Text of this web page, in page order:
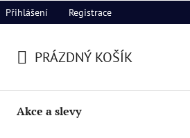
Přihlášení Registrace
KOŠÍK
PRÁZDNÝ KOŠÍK
Akce a slevy